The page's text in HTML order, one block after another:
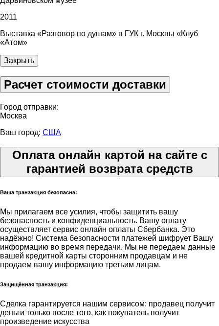
2011
Выставка «Разговор по душам» в ГУК г. Москвы «Клуб
«Атом»
Закрыть
Расчет стоимости доставки
Город отправки:
Москва
Ваш город: США
Оплата онлайн картой на сайте с
гарантией возврата средств
Ваша транзакция безопасна:
Мы прилагаем все усилия, чтобы защитить вашу
безопасность и конфиденциальность. Вашу оплату
осуществляет сервис онлайн оплаты Сбербанка. Это
надёжно! Система безопасности платежей шифрует Вашу
информацию во время передачи. Мы не передаем данные
вашей кредитной карты сторонним продавцам и не
продаем вашу информацию третьим лицам.
Защищённая транзакция:
Сделка гарантируется нашим сервисом: продавец получит
деньги только после того, как покупатель получит
произведение искусства